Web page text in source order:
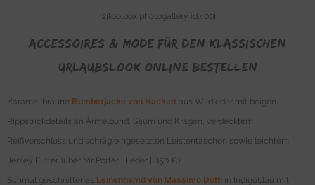
{2jtoolbox photogallery id:400}
Accessoires & Mode für den klassischen
Urlaubslook online bestellen
Karamellbraune Bomberjacke von Hackett aus Wildleder mit beigen
Rippstrickdetails an Ärmelbund, Saum und Kragen, verdecktem
Reißverschluss und schräg eingesetzten Leistentaschen sowie leichtem
Jersey Futter. (über Mr Porter | Leder | 850 €)
Schmal geschnittenes Leinenhemd von Massimo Dutti in Indigoblau mit